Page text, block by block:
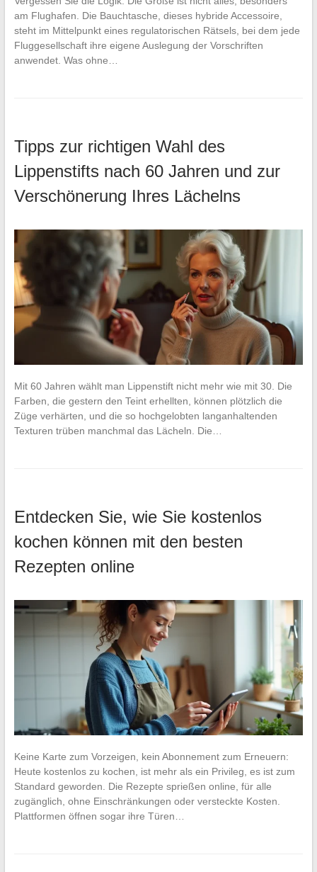
am Flughafen. Die Bauchtasche, dieses hybride Accessoire,
steht im Mittelpunkt eines regulatorischen Rätsels, bei dem jede
Fluggesellschaft ihre eigene Auslegung der Vorschriften
anwendet. Was ohne…
Tipps zur richtigen Wahl des
Lippenstifts nach 60 Jahren und zur
Verschönerung Ihres Lächelns
Mit 60 Jahren wählt man Lippenstift nicht mehr wie mit 30. Die
Farben, die gestern den Teint erhellten, können plötzlich die
Züge verhärten, und die so hochgelobten langanhaltenden
Texturen trüben manchmal das Lächeln. Die…
Entdecken Sie, wie Sie kostenlos
kochen können mit den besten
Rezepten online
Keine Karte zum Vorzeigen, kein Abonnement zum Erneuern:
Heute kostenlos zu kochen, ist mehr als ein Privileg, es ist zum
Standard geworden. Die Rezepte sprießen online, für alle
zugänglich, ohne Einschränkungen oder versteckte Kosten.
Plattformen öffnen sogar ihre Türen…